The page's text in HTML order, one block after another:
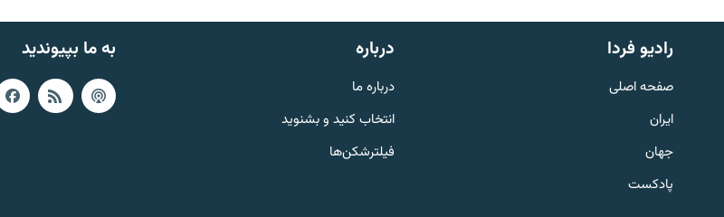
English
به ما بپیوندید
به ما بپیوندید رادیو فردا
صفحه اصلی
ایران
جهان
پادکست
درباره
درباره ما
انتخاب کنید و بشنوید
فیلترشکن‌ها